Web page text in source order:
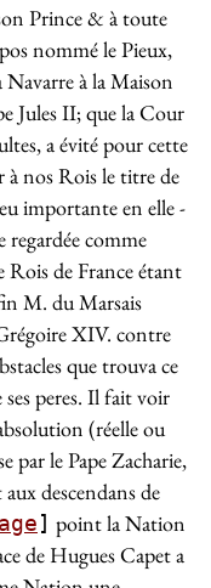
Prince & à toute
nommé le Pieux,
à la Maison
Jules II; que la Cour
a évité pour cette
nos Rois le titre de
importante en elle -
comme
de France étant
M. du Marsais
XIV. contre
que trouva ce
peres. Il fait voir
(réelle ou
par le Pape Zacharie,
descendans de
] point la Nation
de Hugues Capet a